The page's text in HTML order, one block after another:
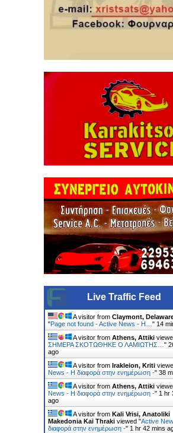
Live Traffic Feed
A visitor from Claymont,
"Page not found - Active News - Η… " 14
A visitor from Athens, Attiki
ΣΗΜΕΡΑ ΣΚΟΤΩΘΗΚΕ Ο ΛΑΜΙΩΤΗΣ… "
ago
A visitor from Irakleion, Kriti
News - Η διαφορά στην ενημέρωση -" 38
A visitor from Athens, Attiki
News - Η διαφορά στην ενημέρωση -" 1 hr
ago
A visitor from Kali Vrisi, Anatoliki
Makedonia Kai Thraki viewed "Active
διαφορά στην ενημέρωση -" 1 hr 42 mins